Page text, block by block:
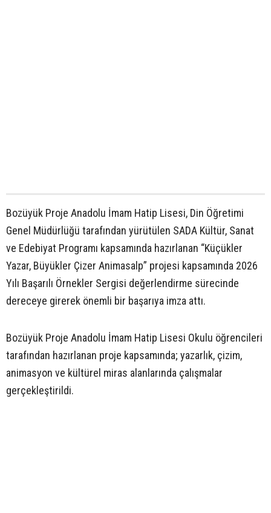
Bozüyük Proje Anadolu İmam Hatip Lisesi, Din Öğretimi
Genel Müdürlüğü tarafından yürütülen SADA Kültür, Sanat
ve Edebiyat Programı kapsamında hazırlanan “Küçükler
Yazar, Büyükler Çizer Animasalp” projesi kapsamında 2026
Yılı Başarılı Örnekler Sergisi değerlendirme sürecinde
dereceye girerek önemli bir başarıya imza attı.
Bozüyük Proje Anadolu İmam Hatip Lisesi Okulu öğrencileri
tarafından hazırlanan proje kapsamında; yazarlık, çizim,
animasyon ve kültürel miras alanlarında çalışmalar
gerçekleştirildi.